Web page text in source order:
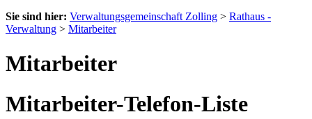
Sie sind hier: Verwaltungsgemeinschaft Zolling > Rathaus -
Verwaltung > Mitarbeiter
Mitarbeiter
Mitarbeiter-Telefon-Liste